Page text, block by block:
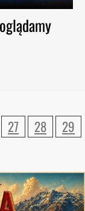
27 28
29